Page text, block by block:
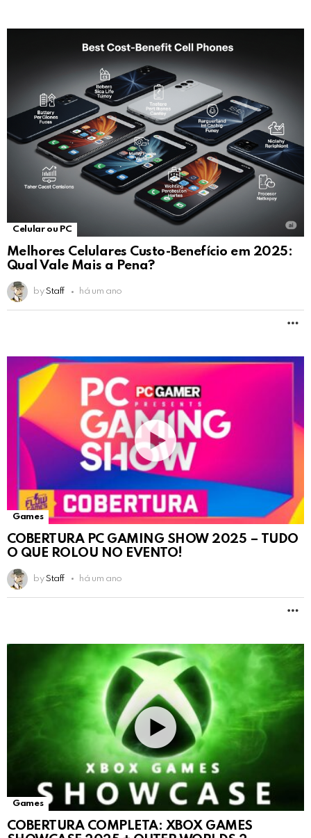
Celular ou PC
Melhores Celulares Custo-Benefício em 2025:
Qual Vale Mais a Pena?
by Staff há um ano
Games
COBERTURA PC GAMING SHOW 2025 – TUDO
O QUE ROLOU NO EVENTO!
by Staff há um ano
Games
COBERTURA COMPLETA: XBOX GAMES